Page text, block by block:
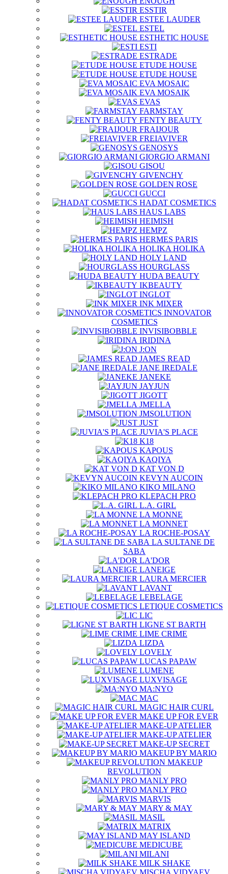
ESSTIR
ESTEE LAUDER
ESTEL
ESTHETIC HOUSE
ESTI
ESTRADE
ETUDE HOUSE
ETUDE HOUSE
EVA MOSAIC
EVA MOSAIK
EVAS
FARMSTAY
FENTY BEAUTY
FRAIJOUR
FREIAVIVER
GENOSYS
GIORGIO ARMANI
GISOU
GIVENCHY
GOLDEN ROSE
GUCCI
HADAT COSMETICS
HAUS LABS
HEIMISH
HEMPZ
HERMES PARIS
HOLIKA HOLIKA
HOLY LAND
HOURGLASS
HUDA BEAUTY
IKBEAUTY
INGLOT
INK MIXER
INNOVATOR
COSMETICS
INVISIBOBBLE
IRIDINA
J:ON
JAMES READ
JANE IREDALE
JANEKE
JAYJUN
JIGOTT
JMELLA
JMSOLUTION
JUST
JUVIA'S PLACE
K18
KAPOUS
KAQIYA
KAT VON D
KEVYN AUCOIN
KIKO MILANO
KLEPACH PRO
L.A. GIRL
LA MONNE
LA MONNET
LA ROCHE-POSAY
LA SULTANE DE
SABA
LA'DOR
LANEIGE
LAURA MERCIER
LAVANT
LEBELAGE
LETIQUE COSMETICS
LIC
LIGNE ST BARTH
LIME CRIME
LIZDA
LOVELY
LUCAS PAPAW
LUMENE
LUXVISAGE
MA:NYO
MAC
MAGIC HAIR CURL
MAKE UP FOR EVER
MAKE-UP ATELIER
MAKE-UP ATELIER
MAKE-UP SECRET
MAKEUP BY MARIO
MAKEUP
REVOLUTION
MANLY PRO
MANLY PRO
MARVIS
MARY & MAY
MASIL
MATRIX
MAY ISLAND
MEDICUBE
MILANI
MILK SHAKE
MISCHA VIDYAEV